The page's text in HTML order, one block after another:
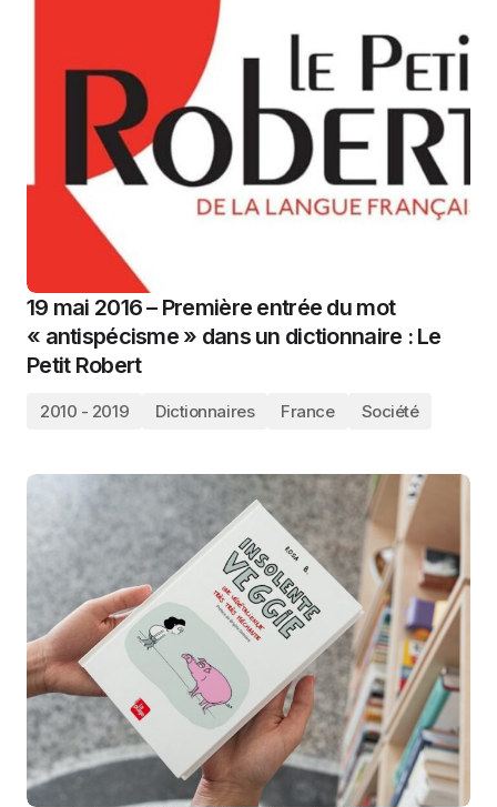
19 mai 2016 – Première entrée du mot
« antispécisme » dans un dictionnaire : Le
Petit Robert
2010 - 2019 Dictionnaires France Société